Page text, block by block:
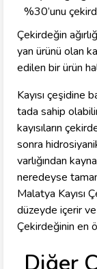
%30’unu
Çekirdeğin
yan ürünü olan
edilen bir ürün
Kayısı çeşidine
tada sahip
kayısıların
sonra
varlığından
neredeyse
Malatya Kayısı
düzeyde içerir ve
Çekirdeğinin en